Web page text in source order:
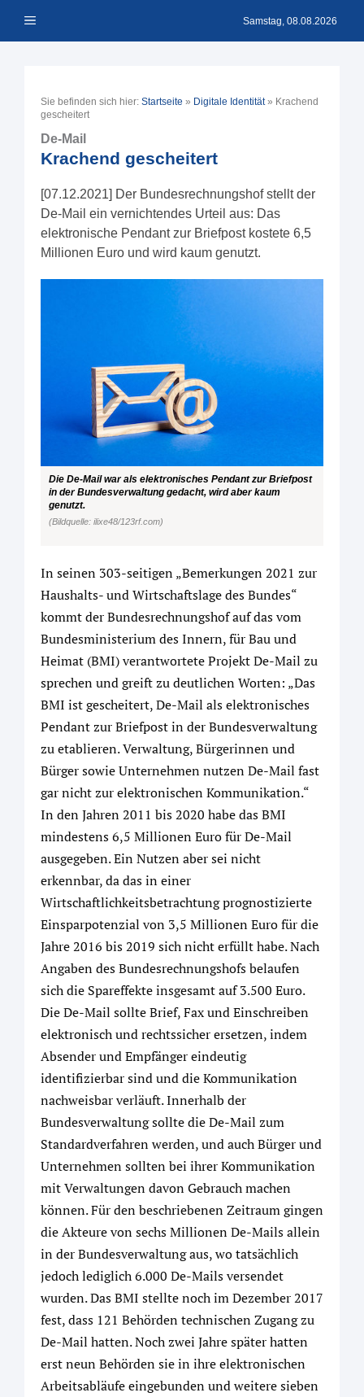
Inhalt Menü Samstag, 08.08.2026
Sie befinden sich hier: Startseite » Digitale Identität» Krachend
gescheitert
De-Mail
Krachend gescheitert
[07.12.2021] Der Bundesrechnungshof stellt der
De-Mail ein vernichtendes Urteil aus: Das
elektronische Pendant zur Briefpost kostete 6,5
Millionen Euro und wird kaum genutzt.
Die De-Mail war als elektronisches Pendant zur Briefpost
in der Bundesverwaltung gedacht, wird aber kaum
genutzt.
(Bildquelle: ilixe48/123rf.com)
In seinen 303-seitigen „Bemerkungen 2021 zur
Haushalts- und Wirtschaftslage des Bundes“
kommt der Bundesrechnungshof auf das vom
Bundesministerium des Innern, für Bau und
Heimat (BMI) verantwortete Projekt De-Mail zu
sprechen und greift zu deutlichen Worten: „Das
BMI ist gescheitert, De-Mail als elektronisches
Pendant zur Briefpost in der Bundesverwaltung
zu etablieren. Verwaltung, Bürgerinnen und
Bürger sowie Unternehmen nutzen De-Mail fast
gar nicht zur elektronischen Kommunikation.“
In den Jahren 2011 bis 2020 habe das BMI
mindestens 6,5 Millionen Euro für De-Mail
ausgegeben. Ein Nutzen aber sei nicht
erkennbar, da das in einer
Wirtschaftlichkeitsbetrachtung prognostizierte
Einsparpotenzial von 3,5 Millionen Euro für die
Jahre 2016 bis 2019 sich nicht erfüllt habe. Nach
Angaben des Bundesrechnungshofs belaufen
sich die Spareffekte insgesamt auf 3.500 Euro.
Die De-Mail sollte Brief, Fax und Einschreiben
elektronisch und rechtssicher ersetzen, indem
Absender und Empfänger eindeutig
identifizierbar sind und die Kommunikation
nachweisbar verläuft. Innerhalb der
Bundesverwaltung sollte die De-Mail zum
Standardverfahren werden, und auch Bürger und
Unternehmen sollten bei ihrer Kommunikation
mit Verwaltungen davon Gebrauch machen
können. Für den beschriebenen Zeitraum gingen
die Akteure von sechs Millionen De-Mails allein
in der Bundesverwaltung aus, wo tatsächlich
jedoch lediglich 6.000 De-Mails versendet
wurden. Das BMI stellte noch im Dezember 2017
fest, dass 121 Behörden technischen Zugang zu
De-Mail hatten. Noch zwei Jahre später hatten
erst neun Behörden sie in ihre elektronischen
Arbeitsabläufe eingebunden und weitere sieben